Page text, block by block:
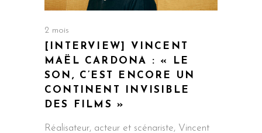
2 mois
[INTERVIEW] VINCENT
MAËL CARDONA : « LE
SON, C’EST ENCORE UN
CONTINENT INVISIBLE
DES FILMS »
Réalisateur, acteur et scénariste, Vincent